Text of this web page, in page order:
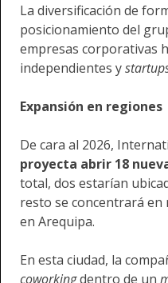
La diversificación de
posicionamiento del
empresas corporativas
independientes y
Expansión en regiones
De cara al 2026,
proyecta abrir 18
total, dos estarían
resto se concentrará en
en Arequipa.
En esta ciudad, la
coworkingdentro de un